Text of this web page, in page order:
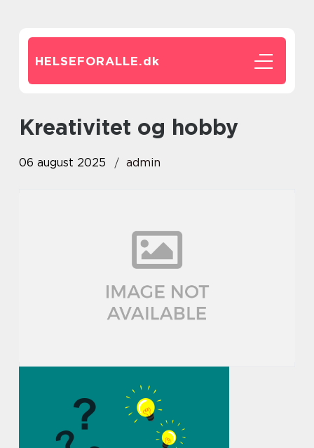
HELSEFORALLE.dk
Kreativitet og hobby
06 august 2025 admin